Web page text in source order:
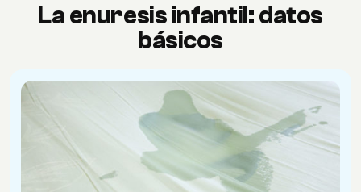
La enuresis infantil: datos
básicos